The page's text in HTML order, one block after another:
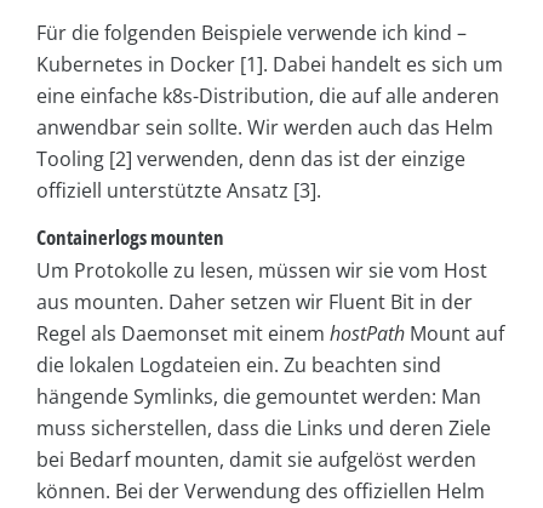
Für die folgenden Beispiele verwende ich kind –
Kubernetes in Docker [1]. Dabei handelt es sich um
eine einfache k8s-Distribution, die auf alle anderen
anwendbar sein sollte. Wir werden auch das Helm
Tooling [2] verwenden, denn das ist der einzige
offiziell unterstützte Ansatz [3].
Containerlogs mounten
Um Protokolle zu lesen, müssen wir sie vom Host
aus mounten. Daher setzen wir Fluent Bit in der
Regel als Daemonset mit einem hostPath Mount auf
die lokalen Logdateien ein. Zu beachten sind
hängende Symlinks, die gemountet werden: Man
muss sicherstellen, dass die Links und deren Ziele
bei Bedarf mounten, damit sie aufgelöst werden
können. Bei der Verwendung des offiziellen Helm